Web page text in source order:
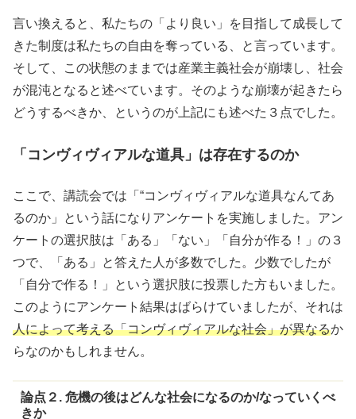
言い換えると、私たちの「より良い」を目指して成長して
きた制度は私たちの自由を奪っている、と言っています。
そして、この状態のままでは産業主義社会が崩壊し、社会
が混沌となると述べています。そのような崩壊が起きたら
どうするべきか、というのが上記にも述べた３点でした。
「コンヴィヴィアルな道具」は存在するのか
ここで、講読会では「“コンヴィヴィアルな道具なんてあ
るのか」という話になりアンケートを実施しました。アン
ケートの選択肢は「ある」「ない」「自分が作る！」の３
つで、「ある」と答えた人が多数でした。少数でしたが
「自分で作る！」という選択肢に投票した方もいました。
このようにアンケート結果はばらけていましたが、それは
人によって考える「コンヴィヴィアルな社会」が異なるか
らなのかもしれません。
論点２. 危機の後はどんな社会になるのか/なっていくべ
きか